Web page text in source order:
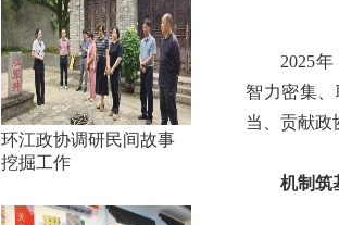
环江政协调研民间故事
挖掘工作
2025年，
智力密集
当、贡献政
机制筑基